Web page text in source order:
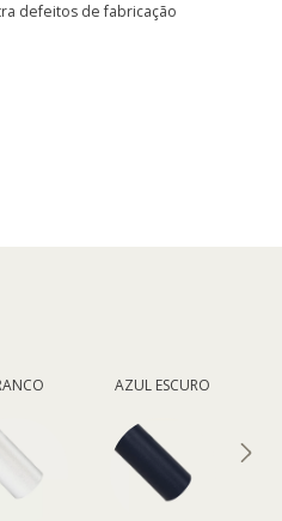
defeitos de fabricação
AZUL ESCURO